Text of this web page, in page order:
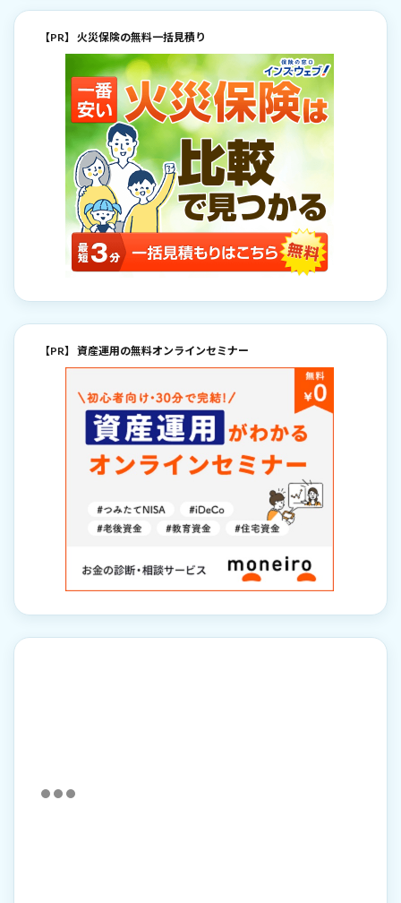
【PR】 火災保険の無料一括見積り
【PR】 資産運用の無料オンラインセミナー